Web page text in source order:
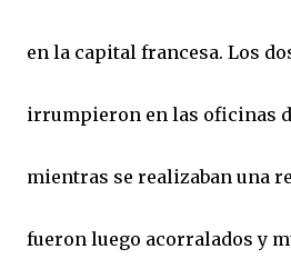
en la capital francesa. Los
irrumpieron en las oficinas
mientras se realizaban una
fueron luego acorralados y